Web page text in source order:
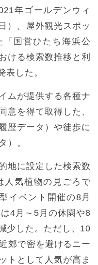
年ゴールデンウィ
）、屋外観光スポッ
「国営ひたち海浜公
ける検索数推移と利
表した。
ムが提供する各種ナ
意を得て取得した、
歴データ）や徒歩に
）。
地に設定した検索数
人気植物の見ごろで
イベント開催の8月
4月～5月の休園や8
少した。ただし、10
郊で密を避けるニー
トとして人気が高ま